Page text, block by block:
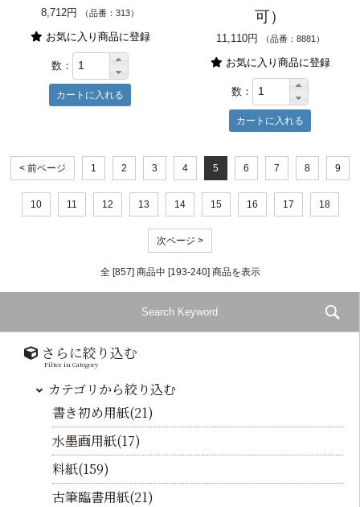
8,712円 （品番：313）
お気に入り商品に登録
数：
可）
11,110円 （品番：8881）
お気に入り商品に登録
数：
< 前ページ 1 2 3 4 5 6 7 8 9
10 11 12 13 14 15 16 17 18
次ページ >
全 [857] 商品中 [193-240] 商品を表示
さらに絞り込む
Filter in Category
カテゴリから絞り込む
書き初め用紙(21)
水墨画用紙(17)
料紙(159)
古筆臨書用紙(21)